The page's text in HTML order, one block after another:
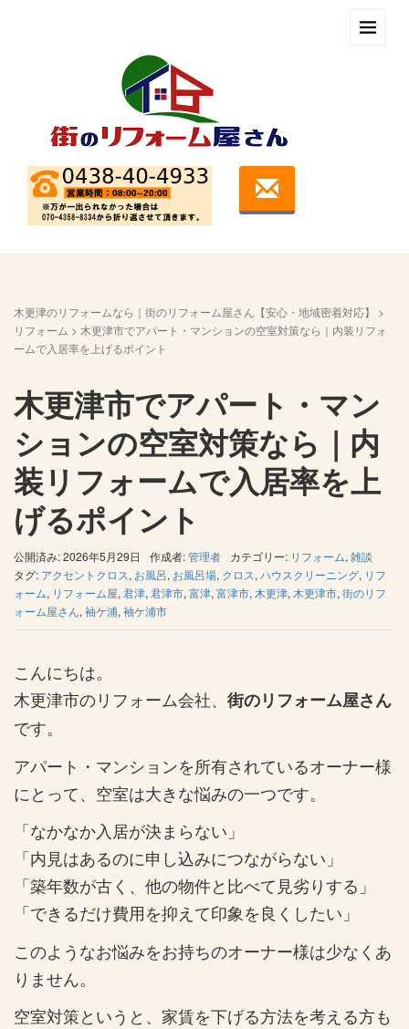
木更津のリフォームなら｜街のリフォーム屋さん【安心・地域密着対応】
>
リフォーム > 木更津市でアパート・マンションの空室対策なら｜内装リフォ
ームで入居率を上げるポイント
木更津市でアパート・マン
ションの空室対策なら｜内
装リフォームで入居率を上
げるポイント
公開済み: 2026年5月29日 作成者:管理者 カテゴリー: リフォーム, 雑談
タグ: アクセントクロス, お風呂, お風呂場, クロス, ハウスクリーニング, リフ
ォーム, リフォーム屋, 君津, 君津市, 富津, 富津市, 木更津, 木更津市, 街のリフ
ォーム屋さん, 袖ケ浦, 袖ケ浦市
こんにちは。
木更津市のリフォーム会社、 街のリフォーム屋さん
です。
アパート・マンションを所有されているオーナー様
にとって、空室は大きな悩みの一つです。
「なかなか入居が決まらない」
「内見はあるのに申し込みにつながらない」
「築年数が古く、他の物件と比べて見劣りする」
「できるだけ費用を抑えて印象を良くしたい」
このようなお悩みをお持ちのオーナー様は少なくあ
りません。
空室対策というと、家賃を下げる方法を考える方も